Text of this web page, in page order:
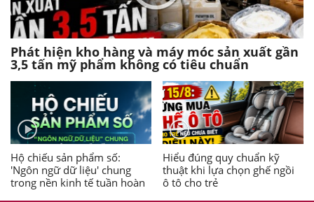
Phát hiện kho hàng và máy móc sản xuất gần
3,5 tấn mỹ phẩm không có tiêu chuẩn
Hộ chiếu sản phẩm số:
'Ngôn ngữ dữ liệu' chung
trong nền kinh tế tuần hoàn
Hiểu đúng quy chuẩn kỹ
thuật khi lựa chọn ghế ngồi
ô tô cho trẻ